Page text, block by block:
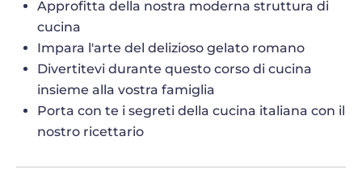
Approfitta della nostra moderna struttura di
cucina
Impara l'arte del delizioso gelato romano
Divertitevi durante questo corso di cucina
insieme alla vostra famiglia
Porta con te i segreti della cucina italiana con il
nostro ricettario